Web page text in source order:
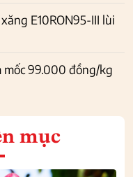
E10RON95-III lùi
mốc 99.000 đồng/kg
mục